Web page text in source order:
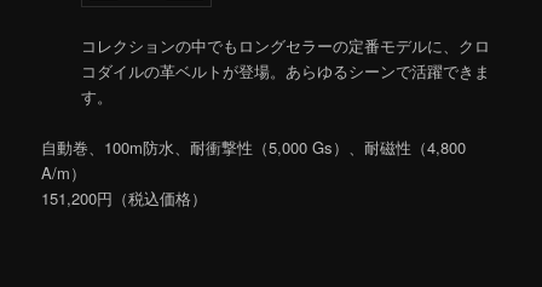
コレクションの中でもロングセラーの定番モデルに、クロ
コダイルの革ベルトが登場。あらゆるシーンで活躍できま
す。
自動巻、100m防水、耐衝撃性（5,000 Gs）、耐磁性（4,800
A/m）
151,200円（税込価格）